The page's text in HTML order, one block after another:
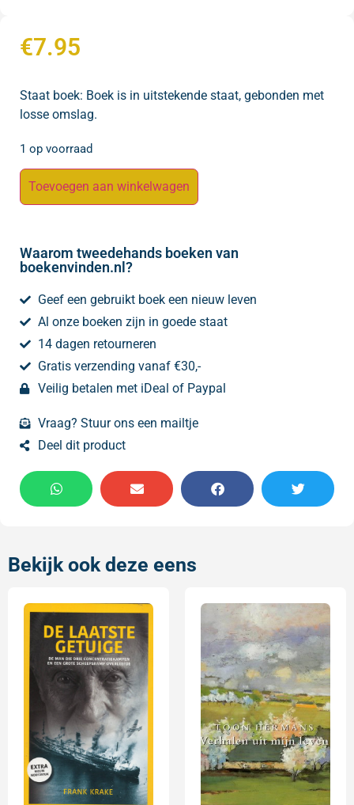
€7.95
Staat boek: Boek is in uitstekende staat, gebonden met
losse omslag.
1 op voorraad
Toevoegen aan winkelwagen
Waarom tweedehands boeken van
boekenvinden.nl?
Geef een gebruikt boek een nieuw leven
Al onze boeken zijn in goede staat
14 dagen retourneren
Gratis verzending vanaf €30,-
Veilig betalen met iDeal of Paypal
Vraag? Stuur ons een mailtje
Deel dit product
Bekijk ook deze eens